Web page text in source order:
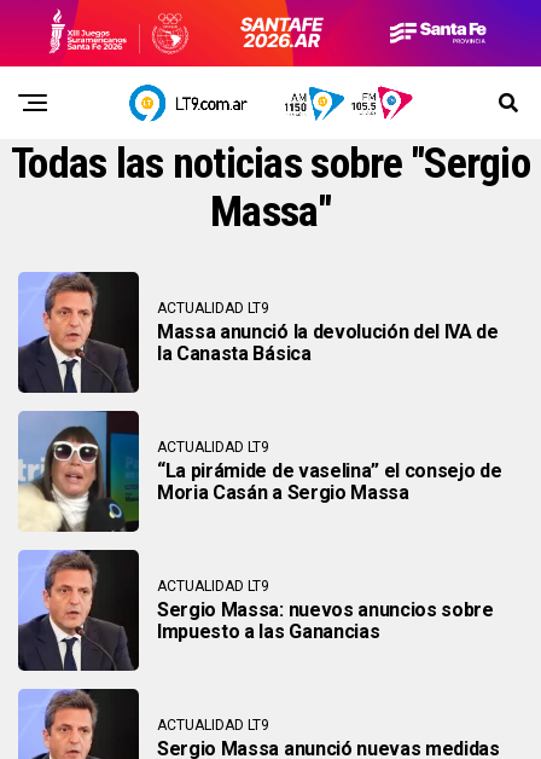
Todas las noticias sobre "Sergio
Massa"
ACTUALIDAD LT9
Massa anunció la devolución del IVA de
la Canasta Básica
ACTUALIDAD LT9
“La pirámide de vaselina” el consejo de
Moria Casán a Sergio Massa
ACTUALIDAD LT9
Sergio Massa: nuevos anuncios sobre
Impuesto a las Ganancias
ACTUALIDAD LT9
Sergio Massa anunció nuevas medidas